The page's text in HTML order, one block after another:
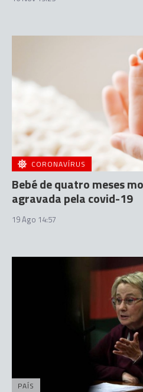
CORONAVÍRUS
Bebé de quatro meses
agravada pela covid-19
19 Ago 14:57
PAÍS